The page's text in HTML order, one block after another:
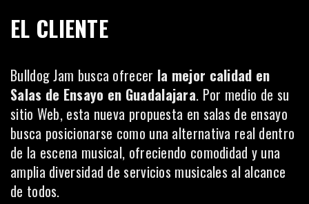
EL CLIENTE
Bulldog Jam busca ofrecer la mejor calidad en
Salas de Ensayo en Guadalajara. Por medio de su
sitio Web, esta nueva propuesta en salas de ensayo
busca posicionarse como una alternativa real dentro
de la escena musical, ofreciendo comodidad y una
amplia diversidad de servicios musicales al alcance
de todos.